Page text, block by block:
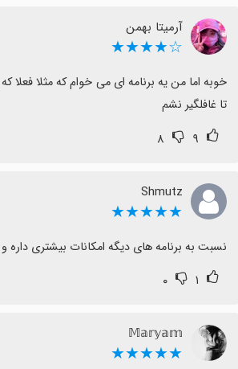
آرمیتا بهمن
☆★★★★
تا غافلگیر نشم
۹ ۸
Shmutz
★★★★★
نسبت به برنامه های دیگه امکانات بیشتری
۱ ۰
𝕄𝕒𝕣𝕪𝕒𝕞
★★★★★